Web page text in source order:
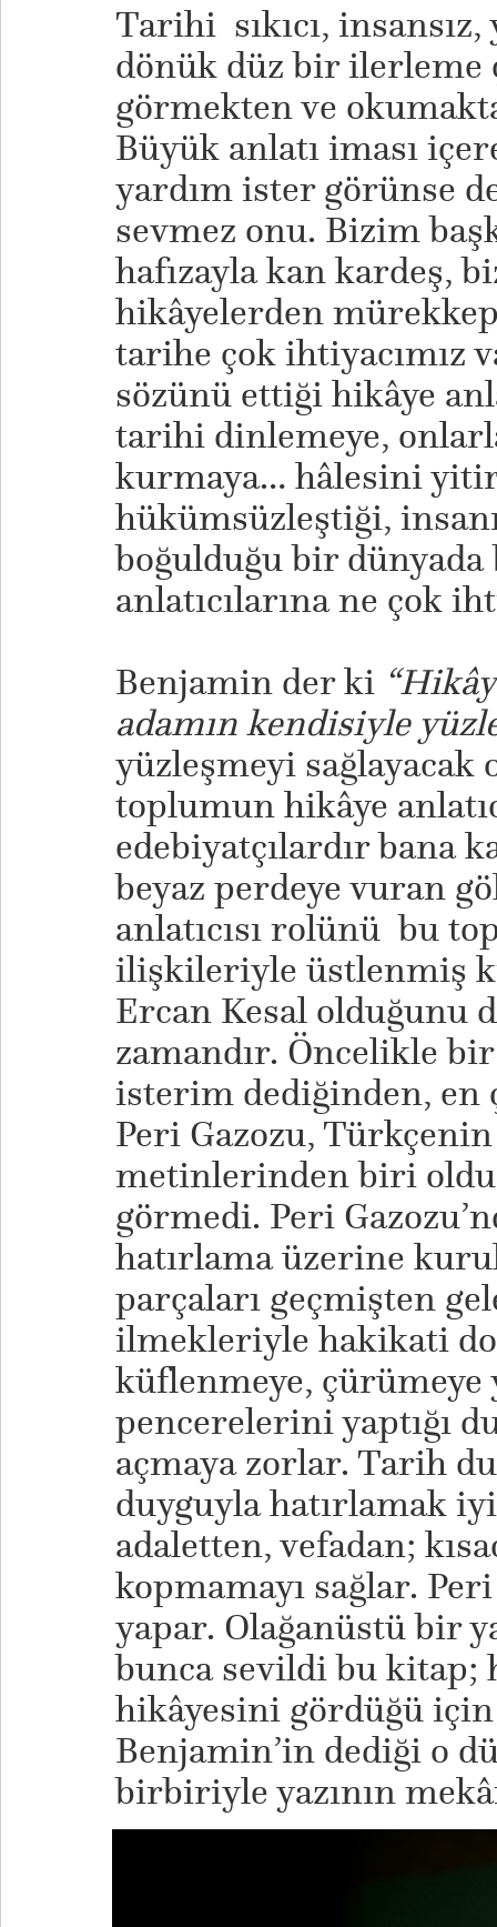
Tarihi sıkıcı,
dönük düz bir ilerleme
görmekten ve
Büyük anlatı iması
yardım ister görünse
sevmez onu. Bizim
hafızayla kan kardeş,
hikâyelerden
tarihe çok ihtiyacımız
sözünü ettiği hikâye
tarihi dinlemeye,
kurmaya… hâlesini
hükümsüzleştiği,
boğulduğu bir
anlatıcılarına ne çok
Benjamin der ki
adamın kendisiyle
yüzleşmeyi sağlayacak
toplumun hikâye
edebiyatçılardır bana
beyaz perdeye vuran
anlatıcısı rolünü bu
ilişkileriyle üstlenmiş
Ercan Kesal olduğunu
zamandır. Öncelikle
isterim dediğinden, en
Peri Gazozu,
metinlerinden biri
görmedi. Peri
hatırlama üzerine
parçaları geçmişten
ilmekleriyle hakikati
küflenmeye,
pencerelerini yaptığı
açmaya zorlar. Tarih
duyguyla hatırlamak
adaletten, vefadan;
kopmamayı sağlar.
yapar. Olağanüstü bir
bunca sevildi bu kitap;
hikâyesini gördüğü
Benjamin’in dediği o
birbiriyle yazının